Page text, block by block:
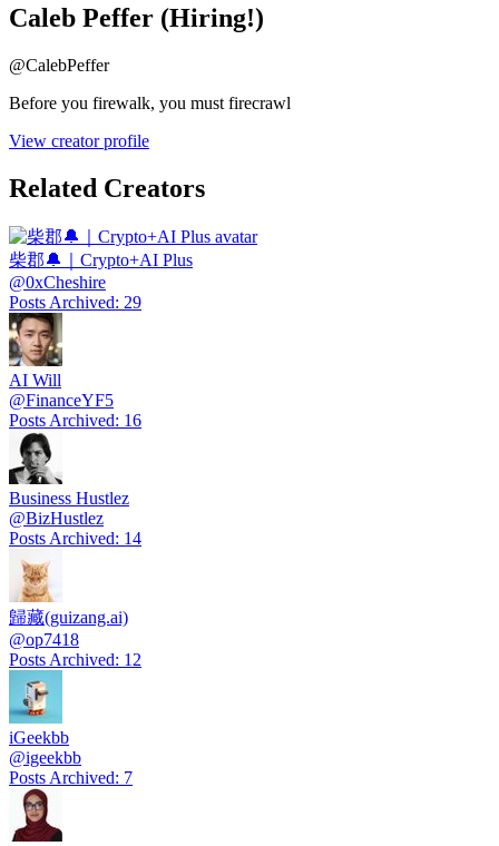
Caleb Peffer (Hiring!)
@CalebPeffer
Before you firewalk, you must firecrawl
View creator profile
Related Creators
柴郡🔔｜Crypto+AI Plus
@0xCheshire
Posts Archived: 29
AI Will
@FinanceYF5
Posts Archived: 16
Business Hustlez
@BizHustlez
Posts Archived: 14
歸藏(guizang.ai)
@op7418
Posts Archived: 12
iGeekbb
@igeekbb
Posts Archived: 7